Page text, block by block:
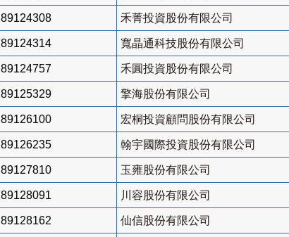
89124308 禾菁投資股份有限公司
89124314 寬晶通科技股份有限公司
89124757 禾圓投資股份有限公司
89125329 擎海股份有限公司
89126100 宏桐投資顧問股份有限公司
89126235 翰宇國際投資股份有限公司
89127810 玉雍股份有限公司
89128091 川容股份有限公司
89128162 仙信股份有限公司